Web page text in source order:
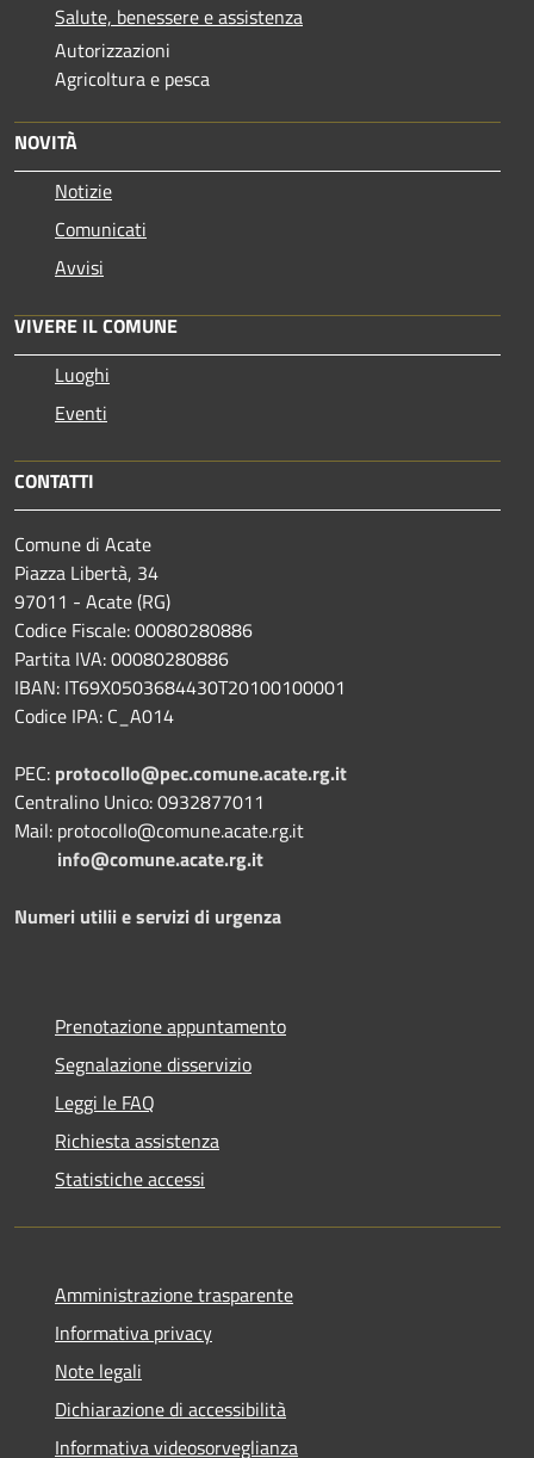
Salute, benessere e assistenza
Autorizzazioni
Agricoltura e pesca
NOVITÀ
Notizie
Comunicati
Avvisi
VIVERE IL COMUNE
Luoghi
Eventi
CONTATTI
Comune di Acate
Piazza Libertà, 34
97011 - Acate (RG)
Codice Fiscale: 00080280886
Partita IVA: 00080280886
IBAN: IT69X0503684430T20100100001
Codice IPA: C_A014
PEC: protocollo@pec.comune.acate.rg.it
Centralino Unico: 0932877011
Mail: protocollo@comune.acate.rg.it
info@comune.acate.rg.it
Numeri utilii e servizi di urgenza
Prenotazione appuntamento
Segnalazione disservizio
Leggi le FAQ
Richiesta assistenza
Statistiche accessi
Amministrazione trasparente
Informativa privacy
Note legali
Dichiarazione di accessibilità
Informativa videosorveglianza